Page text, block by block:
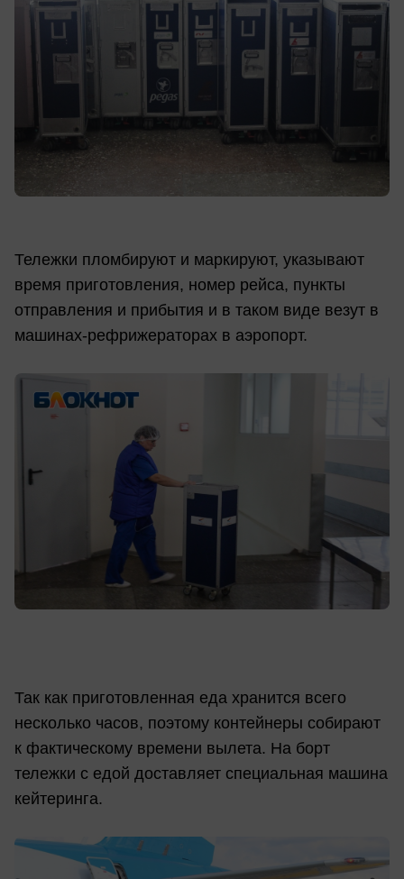
Тележки пломбируют и маркируют, указывают
время приготовления, номер рейса, пункты
отправления и прибытия и в таком виде везут в
машинах-рефрижераторах в аэропорт.
Так как приготовленная еда хранится всего
несколько часов, поэтому контейнеры собирают
к фактическому времени вылета. На борт
тележки с едой доставляет специальная машина
кейтеринга.